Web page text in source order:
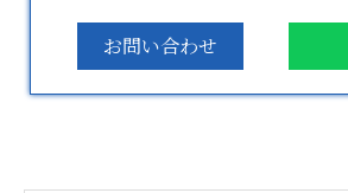
お問い合わせ